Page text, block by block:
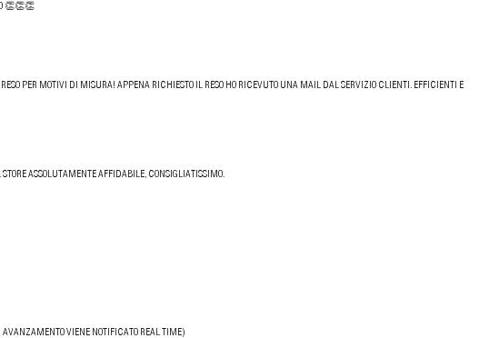
👏👏👏
RESO PER MOTIVI DI MISURA! APPENA RICHIESTO IL RESO HO RICEVUTO UNA MAIL DAL SERVIZIO CLIENTI. EFFICIENTI E
ASSOLUTAMENTE AFFIDABILE, CONSIGLIATISSIMO.
AVANZAMENTO VIENE NOTIFICATO REAL TIME)